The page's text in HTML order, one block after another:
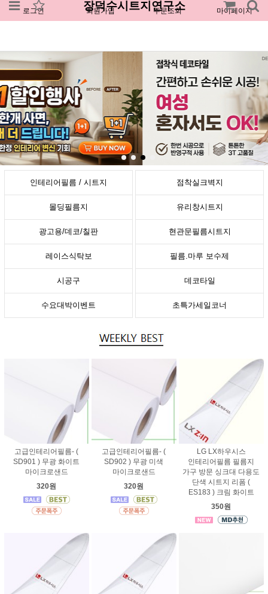
로그인 회원가입 주문조회 마이페이지
장덕수시트지연구소
인테리어필름 / 시트지 점착실크벽지
몰딩필름지 유리창시트지
광고용/데코/칠판 현관문필름시트지
레이스식탁보 필름.마루 보수제
시공구 데코타일
수요대박이벤트 초특가세일코너
고급인테리어필름- (
SD901 ) 무광 화이트
마이크로샌드
320원
고급인테리어필름- (
SD902 ) 무광 미색
마이크로샌드
320원
LG LX하우시스
인테리어필름 필름지
가구 방문 싱크대 다용도
단색 시트지 리폼 (
ES183 ) 크림 화이트
350원